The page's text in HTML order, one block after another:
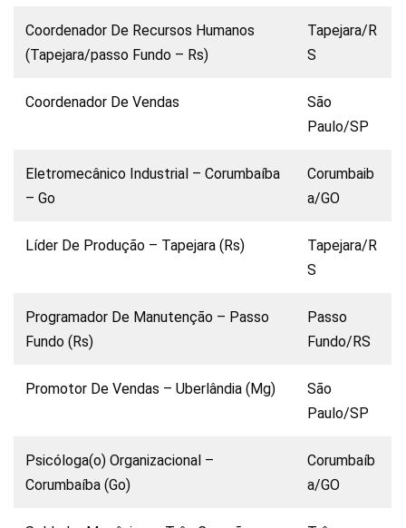
Coordenador De Recursos Humanos
(Tapejara/passo Fundo – Rs)
Tapejara/R
S
Coordenador De Vendas
São
Paulo/SP
Eletromecânico Industrial – Corumbaíba
– Go
Corumbaib
a/GO
Líder De Produção – Tapejara (Rs)
Tapejara/R
S
Programador De Manutenção – Passo
Fundo (Rs)
Passo
Fundo/RS
Promotor De Vendas – Uberlândia (Mg)
São
Paulo/SP
Psicóloga(o) Organizacional –
Corumbaíba (Go)
Corumbaíb
a/GO